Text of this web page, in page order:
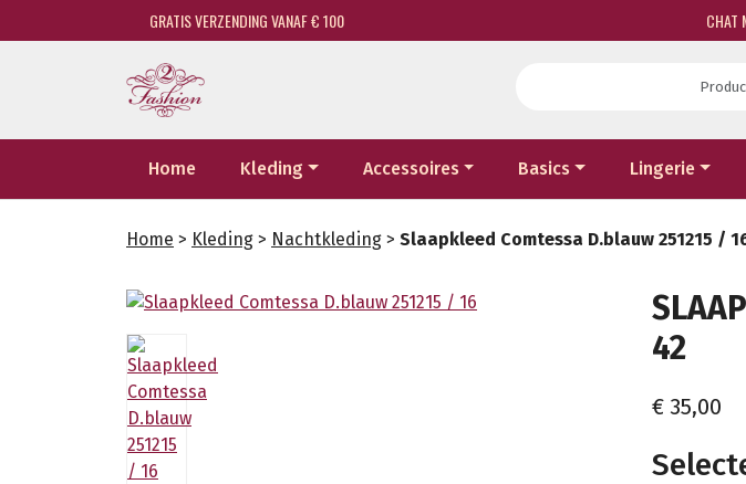
GRATIS VERZENDING VANAF € 100 CHAT
Home Kleding Accessoires Basics Lingerie
Home > Kleding > Nachtkleding > Slaapkleed Comtessa D.blauw 251215 /
42
€ 35,00